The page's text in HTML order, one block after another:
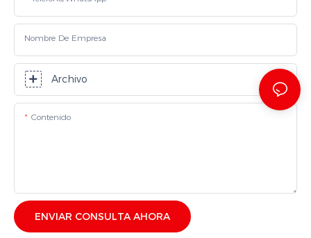
Nombre De Empresa
Archivo
Contenido
ENVIAR CONSULTA AHORA